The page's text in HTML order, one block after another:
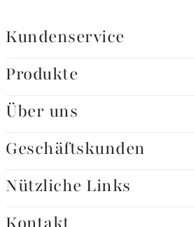
Kundenservice
Produkte
Über uns
Geschäftskunden
Nützliche Links